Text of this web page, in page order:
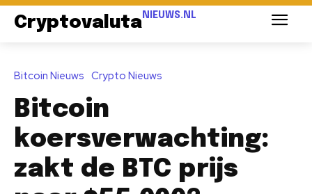
Cryptovaluta NIEUWS.NL
Bitcoin Nieuws Crypto Nieuws
Bitcoin
koersverwachting:
zakt de BTC prijs